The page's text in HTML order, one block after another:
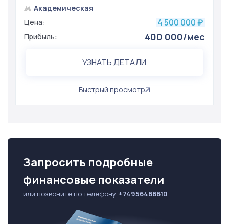
Академическая
Цена:
4 500 000 ₽
Прибыль: 400 000/мес
УЗНАТЬ ДЕТАЛИ
Быстрый просмотр
Запросить подробные
финансовые показатели
или позвоните по телефону +74956488810